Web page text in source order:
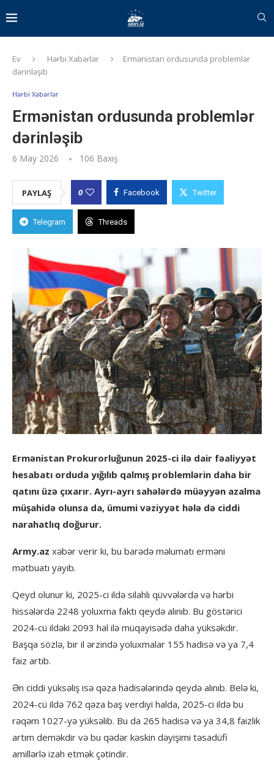
Ev Hərbi Xəbərlər
Ermənistan ordusunda problemlər
dərinləşib
Hərbi Xəbərlər
Ermənistan ordusunda problemlər
dərinləşib
6 May 2026 106 Baxış
PAYLAŞ 0 Facebook Twitter
Telegram Threads
Ermənistan Prokurorluğunun 2025-ci ilə dair fəaliyyət
hesabatı orduda yığılıb qalmış problemlərin daha bir
qatını üzə çıxarır. Ayrı-ayrı sahələrdə müəyyən azalma
müşahidə olunsa da, ümumi vəziyyət hələ də ciddi
narahatlıq doğurur.
Army.az xəbər verir ki, bu barədə məlumatı erməni
mətbuatı yayıb.
Qeyd olunur ki, 2025-ci ildə silahlı qüvvələrdə və hərbi
hissələrdə 2248 yoluxma faktı qeydə alınıb. Bu göstərici
2024-cü ildəki 2093 hal ilə müqayisədə daha yüksəkdir.
Başqa sözlə, bir il ərzində yoluxmalar 155 hadisə və ya 7,4
faiz artıb.
Ən ciddi yüksəliş isə qəza hadisələrində qeydə alınıb. Belə ki,
2024-cü ildə 762 qəza baş verdiyi halda, 2025-ci ildə bu
rəqəm 1027-yə yüksəlib. Bu da 265 hadisə və ya 34,8 faizlik
artım deməkdir və bu qədər kəskin dəyişimi təsadüfi
amillərlə izah etmək çətindir.